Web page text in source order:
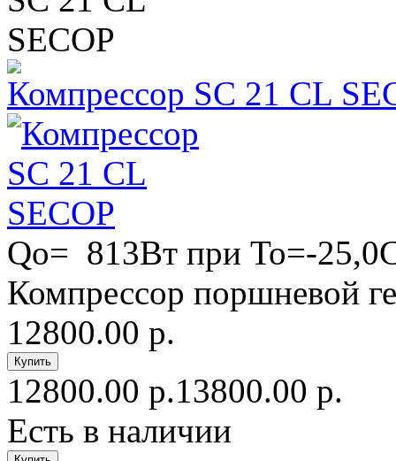
Компрессор SC 21 CL
Qo= 813Вт при То=-
Компрессор поршневой
12800.00 р.
12800.00 р.13800.00 р.
Есть в наличии